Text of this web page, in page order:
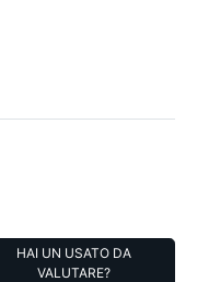
HAI UN USATO DA
VALUTARE?